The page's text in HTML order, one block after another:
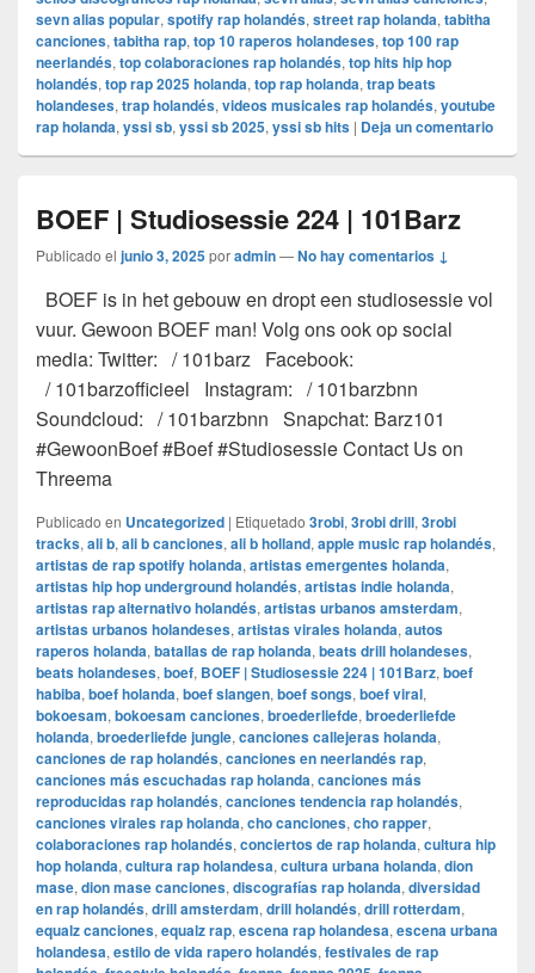
sevn alias popular, spotify rap holandés, street rap holanda, tabitha
canciones, tabitha rap, top 10 raperos holandeses, top 100 rap
neerlandés, top colaboraciones rap holandés, top hits hip hop
holandés, top rap 2025 holanda, top rap holanda, trap beats
holandeses, trap holandés, videos musicales rap holandés, youtube
rap holanda, yssi sb, yssi sb 2025, yssi sb hits | Deja un comentario
BOEF | Studiosessie 224 | 101Barz
Publicado el junio 3, 2025poradmin—No hay comentarios ↓
BOEF is in het gebouw en dropt een studiosessie vol
vuur. Gewoon BOEF man! Volg ons ook op social
media: Twitter: / 101barz Facebook:
/ 101barzofficieel Instagram: / 101barzbnn
Soundcloud: / 101barzbnn Snapchat: Barz101
#GewoonBoef #Boef #Studiosessie Contact Us on
Threema
Publicado en Uncategorized | Etiquetado 3robi, 3robi drill, 3robi
tracks, ali b, ali b canciones, ali b holland, apple music rap holandés,
artistas de rap spotify holanda, artistas emergentes holanda,
artistas hip hop underground holandés, artistas indie holanda,
artistas rap alternativo holandés, artistas urbanos amsterdam,
artistas urbanos holandeses, artistas virales holanda, autos
raperos holanda, batallas de rap holanda, beats drill holandeses,
beats holandeses, boef, BOEF | Studiosessie 224 | 101Barz, boef
habiba, boef holanda, boef slangen, boef songs, boef viral,
bokoesam, bokoesam canciones, broederliefde, broederliefde
holanda, broederliefde jungle, canciones callejeras holanda,
canciones de rap holandés, canciones en neerlandés rap,
canciones más escuchadas rap holanda, canciones más
reproducidas rap holandés, canciones tendencia rap holandés,
canciones virales rap holanda, cho canciones, cho rapper,
colaboraciones rap holandés, conciertos de rap holanda, cultura hip
hop holanda, cultura rap holandesa, cultura urbana holanda, dion
mase, dion mase canciones, discografías rap holanda, diversidad
en rap holandés, drill amsterdam, drill holandés, drill rotterdam,
equalz canciones, equalz rap, escena rap holandesa, escena urbana
holandesa, estilo de vida rapero holandés, festivales de rap